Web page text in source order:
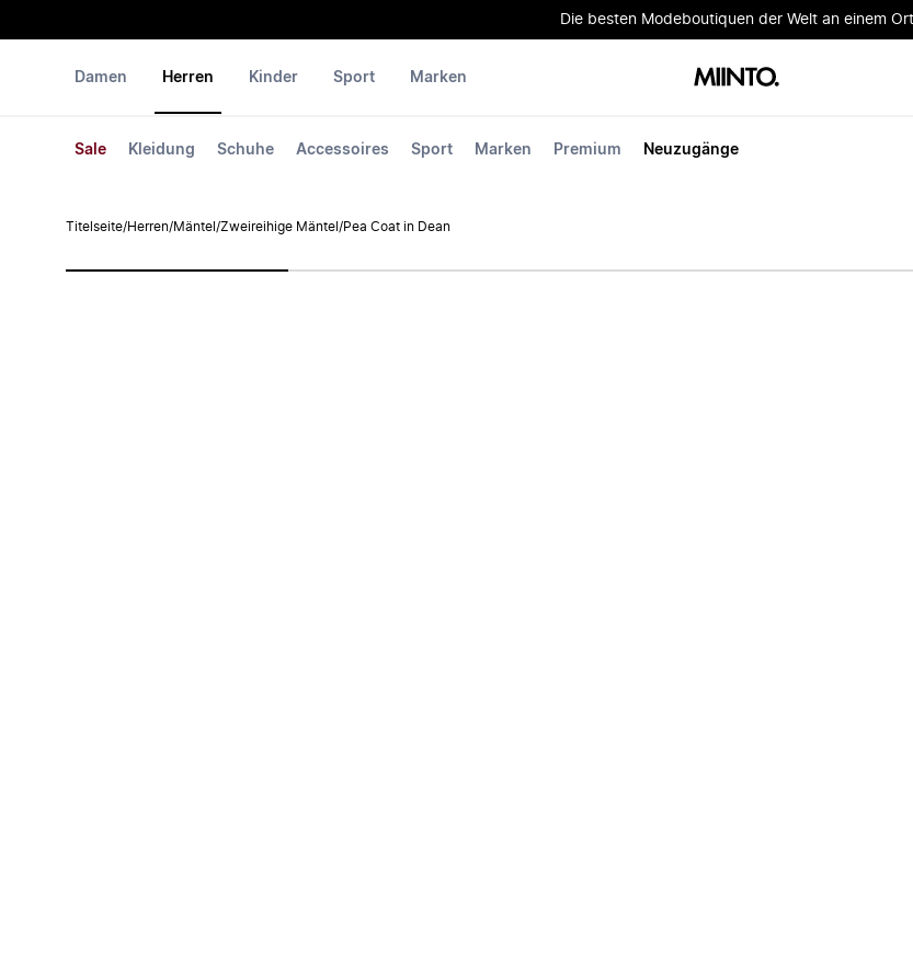
Die besten Modeboutiquen der Welt an einem Ort
Damen Herren
Sale Kleidung Schuhe Accessoires Sport Marken Premium Neuzugänge
Kinder Sport Marken
Titelseite/Herren/Mäntel /Zweireihige Mäntel /Pea Coat in Dean